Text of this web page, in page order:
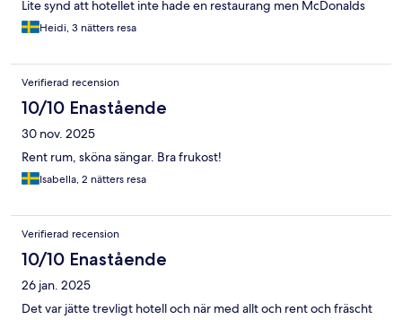
Lite synd att hotellet inte hade en restaurang men McDonalds
var precis över gatan så där blev vi stammisar. Området har inte
mycket att erbjuda i form av restauranger eller matbutiker. Det
Heidi, 3 nätters resa
Verifierad recension
10/10 Enastående
30 nov. 2025
Rent rum, sköna sängar. Bra frukost!
Isabella, 2 nätters resa
Verifierad recension
10/10 Enastående
26 jan. 2025
Det var jätte trevligt hotell och när med allt och rent och fräscht